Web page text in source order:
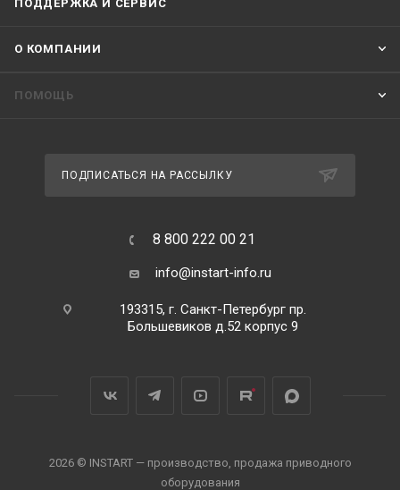
ПОДДЕРЖКА И СЕРВИС
О КОМПАНИИ
ПОМОЩЬ
ПОДПИСАТЬСЯ НА РАССЫЛКУ
8 800 222 00 21
info@instart-info.ru
193315, г. Санкт-Петербург пр.
Большевиков д.52 корпус 9
2026 © INSTART — производство, продажа приводного
оборудования